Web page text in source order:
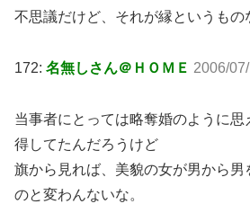
不思議だけど、それが縁というもの
172: 名無しさん＠ＨＯＭＥ 2006/
当事者にとっては略奪婚のように
得してたんだろうけど
旗から見れば、美貌の女が男から男
のと変わんないな。